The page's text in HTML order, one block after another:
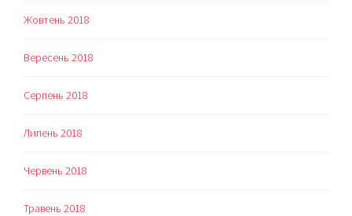
Жовтень 2018
Вересень 2018
Серпень 2018
Липень 2018
Червень 2018
Травень 2018